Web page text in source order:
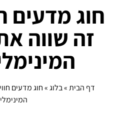
חוג מדעים
זה שווה
דף הבית»בלוג»חוג מדעים